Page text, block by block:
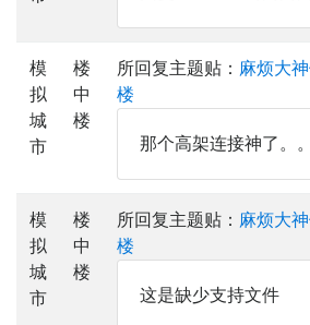
模
拟
城
市
楼
中
楼
所回复主题贴： 麻烦大
楼
那个高架连接神了。。
模
拟
城
市
楼
中
楼
所回复主题贴： 麻烦大
楼
这是缺少支持文件